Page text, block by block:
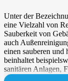
Unter der
eine Vielzahl von
Sauberkeit von
auch
einen sauberen und
beinhaltet
sanitären Anlagen,